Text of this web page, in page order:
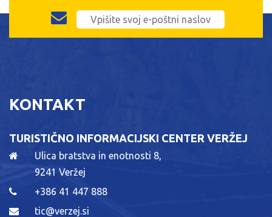
KONTAKT
TURISTIČNO INFORMACIJSKI CENTER VERŽEJ
Ulica bratstva in enotnosti 8,
9241 Veržej
+386 41 447 888
tic@verzej.si